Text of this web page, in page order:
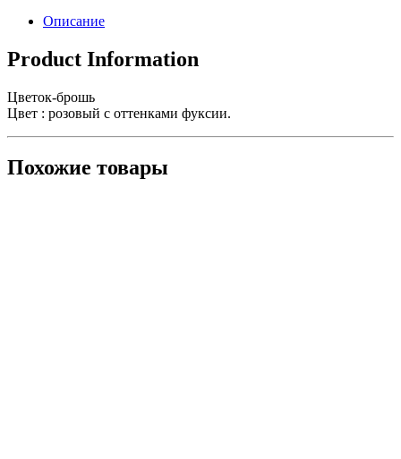
Описание
Product Information
Цветок-брошь
Цвет : розовый с оттенками фуксии.
Похожие товары